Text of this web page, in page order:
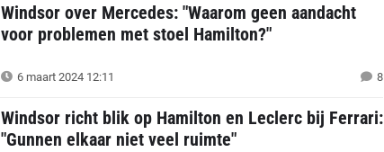
Windsor over Mercedes: "Waarom geen aandacht
voor problemen met stoel Hamilton?"
6 maart 2024 12:11 8
Windsor richt blik op Hamilton en Leclerc bij Ferrari:
"Gunnen elkaar niet veel ruimte"